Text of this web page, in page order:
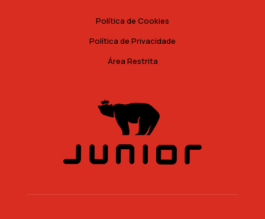
Política de Cookies
Política de Privacidade
Área Restrita